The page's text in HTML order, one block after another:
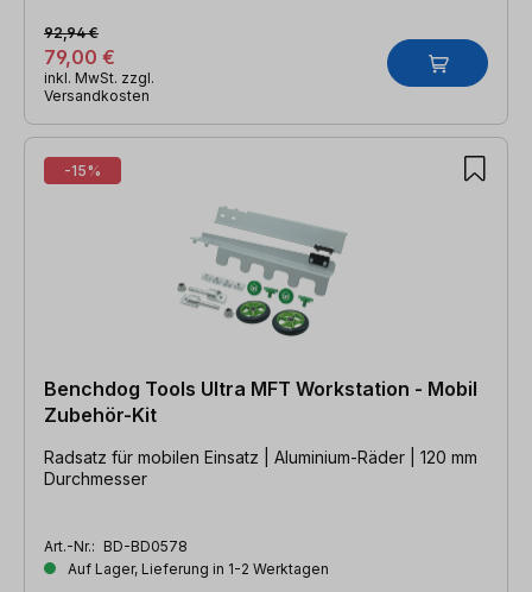
79,00 €
92,94 €
inkl. MwSt. zzgl.
Versandkosten
-15%
Benchdog Tools Ultra MFT Workstation - Mobil
Zubehör-Kit
Radsatz für mobilen Einsatz | Aluminium-Räder | 120 mm
Durchmesser
Art.-Nr.: BD-BD0578
Auf Lager, Lieferung in 1-2 Werktagen